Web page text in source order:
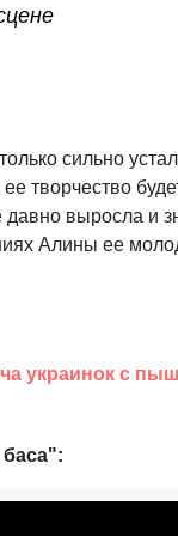
сильно
творчество
выросла и
Алины ее
украинок с